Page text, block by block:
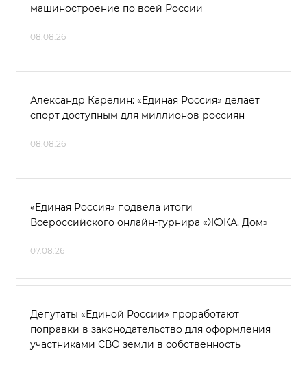
машиностроение по всей России
08.08.26
Александр Карелин: «Единая Россия» делает
спорт доступным для миллионов россиян
08.08.26
«Единая Россия» подвела итоги
Всероссийского онлайн-турнира «ЖЭКА. Дом»
07.08.26
Депутаты «Единой России» проработают
поправки в законодательство для оформления
участниками СВО земли в собственность